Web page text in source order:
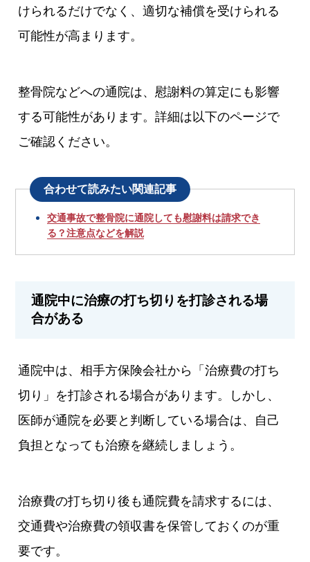
けられるだけでなく、適切な補償を受けられる
可能性が高まります。
整骨院などへの通院は、慰謝料の算定にも影響
する可能性があります。詳細は以下のページで
ご確認ください。
合わせて読みたい関連記事
交通事故で整骨院に通院しても慰謝料は請求でき
る？注意点などを解説
通院中に治療の打ち切りを打診される場
合がある
通院中は、相手方保険会社から「治療費の打ち
切り」を打診される場合があります。しかし、
医師が通院を必要と判断している場合は、自己
負担となっても治療を継続しましょう。
治療費の打ち切り後も通院費を請求するには、
交通費や治療費の領収書を保管しておくのが重
要です。